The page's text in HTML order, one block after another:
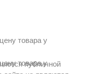
товара у
публичной
товара у